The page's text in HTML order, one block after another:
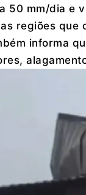
50 mm/dia e
regiões que
informa